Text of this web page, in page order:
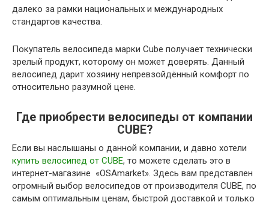
далеко за рамки национальных и международных
стандартов качества.
Покупатель велосипеда марки Cube получает технически
зрелый продукт, которому он может доверять. Данный
велосипед дарит хозяину непревзойдённый комфорт по
относительно разумной цене.
Где приобрести велосипеды от компании
CUBE?
Если вы наслышаны о данной компании, и давно хотели
купить велосипед от CUBE, то можете сделать это в
интернет-магазине «OSAmarket». Здесь вам представлен
огромный выбор велосипедов от производителя CUBE, по
самым оптимальным ценам, быстрой доставкой и только